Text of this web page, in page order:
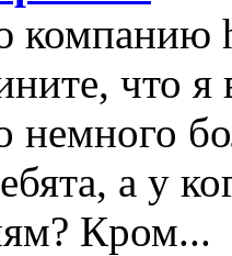
компанию
что
немного
а у
Кром...